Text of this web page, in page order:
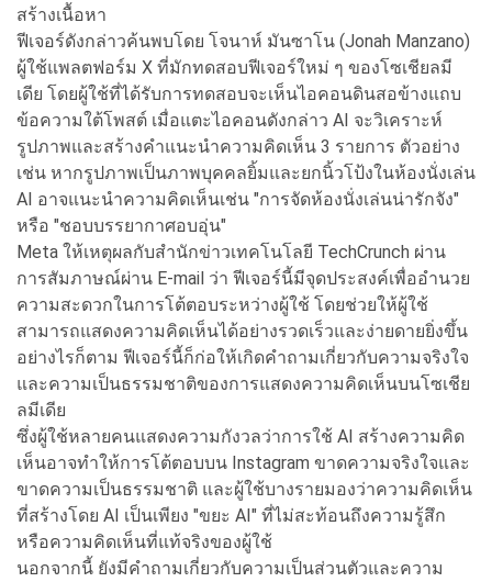
สร้างเนื้อหา
ฟีเจอร์ดังกล่าวค้นพบโดย โจนาห์ มันซาโน (Jonah Manzano)
ผู้ใช้แพลตฟอร์ม X ที่มักทดสอบฟีเจอร์ใหม่ ๆ ของโซเชียลมี
เดีย โดยผู้ใช้ที่ได้รับการทดสอบจะเห็นไอคอนดินสอข้างแถบ
ข้อความใต้โพสต์ เมื่อแตะไอคอนดังกล่าว AI จะวิเคราะห์
รูปภาพและสร้างคำแนะนำความคิดเห็น 3 รายการ ตัวอย่าง
เช่น หากรูปภาพเป็นภาพบุคคลยิ้มและยกนิ้วโป้งในห้องนั่งเล่น
AI อาจแนะนำความคิดเห็นเช่น "การจัดห้องนั่งเล่นน่ารักจัง"
หรือ "ชอบบรรยากาศอบอุ่น"
Meta ให้เหตุผลกับสำนักข่าวเทคโนโลยี TechCrunch ผ่าน
การสัมภาษณ์ผ่าน E-mail ว่า ฟีเจอร์นี้มีจุดประสงค์เพื่ออำนวย
ความสะดวกในการโต้ตอบระหว่างผู้ใช้ โดยช่วยให้ผู้ใช้
สามารถแสดงความคิดเห็นได้อย่างรวดเร็วและง่ายดายยิ่งขึ้น
อย่างไรก็ตาม ฟีเจอร์นี้ก็ก่อให้เกิดคำถามเกี่ยวกับความจริงใจ
และความเป็นธรรมชาติของการแสดงความคิดเห็นบนโซเชีย
ลมีเดีย
ซึ่งผู้ใช้หลายคนแสดงความกังวลว่าการใช้ AI สร้างความคิด
เห็นอาจทำให้การโต้ตอบบน Instagram ขาดความจริงใจและ
ขาดความเป็นธรรมชาติ และผู้ใช้บางรายมองว่าความคิดเห็น
ที่สร้างโดย AI เป็นเพียง "ขยะ AI" ที่ไม่สะท้อนถึงความรู้สึก
หรือความคิดเห็นที่แท้จริงของผู้ใช้
นอกจากนี้ ยังมีคำถามเกี่ยวกับความเป็นส่วนตัวและความ